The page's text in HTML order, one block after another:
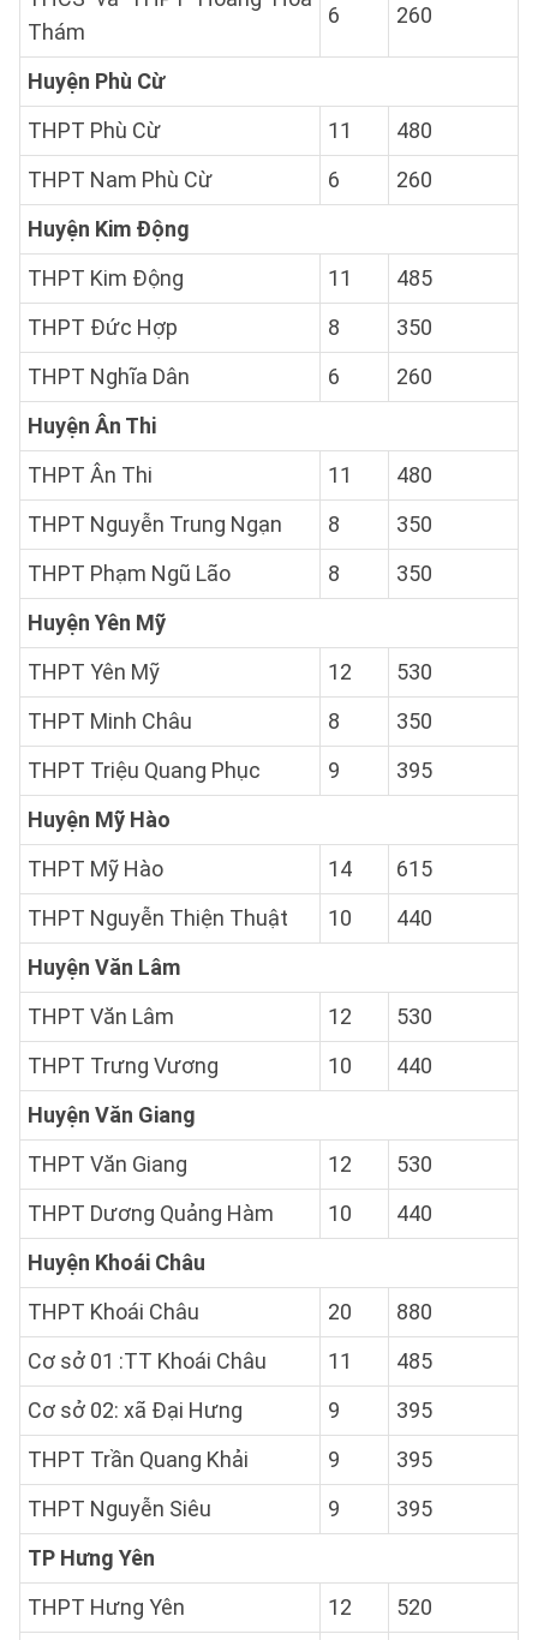
Thám
6 260
Huyện Phù Cừ
THPT Phù Cừ
11
480
THPT Nam Phù Cừ
6
260
Huyện Kim Động
THPT Kim Động
11
485
THPT Đức Hợp
8
350
THPT Nghĩa Dân
6
260
Huyện Ân Thi
THPT Ân Thi
11
480
THPT Nguyễn Trung Ngạn
8
350
THPT Phạm Ngũ Lão
8
350
Huyện Yên Mỹ
THPT Yên Mỹ
12
530
THPT Minh Châu
8
350
THPT Triệu Quang Phục
9
395
Huyện Mỹ Hào
THPT Mỹ Hào
14
615
THPT Nguyễn Thiện Thuật
10
440
Huyện Văn Lâm
THPT Văn Lâm
12
530
THPT Trưng Vương
10
440
Huyện Văn Giang
THPT Văn Giang
12
530
THPT Dương Quảng Hàm
10
440
Huyện Khoái Châu
THPT Khoái Châu
20
880
Cơ sở 01 :TT Khoái Châu
11
485
Cơ sở 02: xã Đại Hưng
9
395
THPT Trần Quang Khải
9
395
THPT Nguyễn Siêu
9
395
TP Hưng Yên
THPT Hưng Yên
12
520